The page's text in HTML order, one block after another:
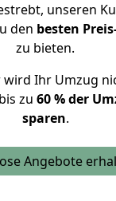
unseren
den besten
zu bieten.
Ihr Umzug
zu 60 % der
sparen.
Angebote